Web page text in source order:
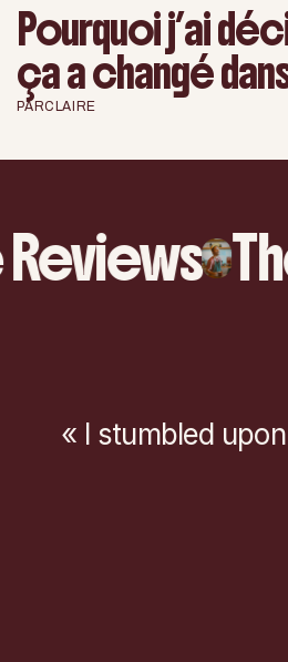
Pourquoi j’ai
ça a changé
PARCLAIRE
« I stumbled